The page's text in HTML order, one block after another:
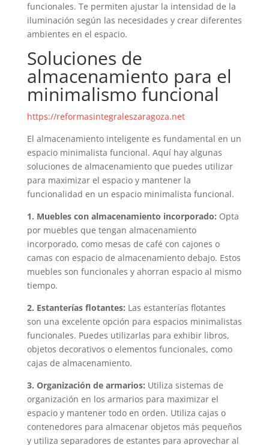
funcionales. Te permiten ajustar la intensidad de la
iluminación según las necesidades y crear diferentes
ambientes en el espacio.
Soluciones de
almacenamiento para el
minimalismo funcional
https://reformasintegraleszaragoza.net
El almacenamiento inteligente es fundamental en un
espacio minimalista funcional. Aquí hay algunas
soluciones de almacenamiento que puedes utilizar
para maximizar el espacio y mantener la
funcionalidad en un espacio minimalista funcional.
1. Muebles con almacenamiento incorporado: Opta
por muebles que tengan almacenamiento
incorporado, como mesas de café con cajones o
camas con espacio de almacenamiento debajo. Estos
muebles son funcionales y ahorran espacio al mismo
tiempo.
2. Estanterías flotantes: Las estanterías flotantes
son una excelente opción para espacios minimalistas
funcionales. Puedes utilizarlas para exhibir libros,
objetos decorativos o elementos funcionales, como
cajas de almacenamiento.
3. Organización de armarios: Utiliza sistemas de
organización en los armarios para maximizar el
espacio y mantener todo en orden. Utiliza cajas o
contenedores para almacenar objetos más pequeños
y utiliza separadores de estantes para aprovechar al